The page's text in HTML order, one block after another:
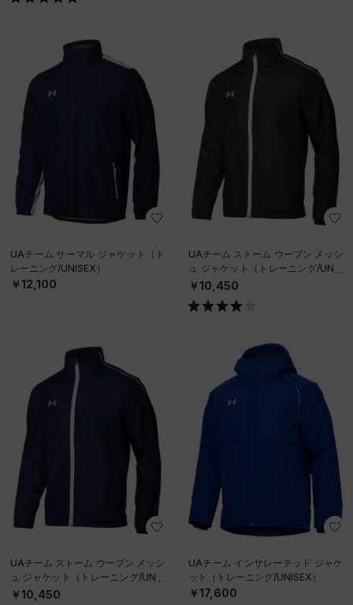
UAチーム サーマル ジャケット（ト
レーニング/UNISEX）
￥12,100
UAチーム ストーム ウーブン メッシ
ュ ジャケット（トレーニング/UNIS
EX）
￥10,450
UAチーム ストーム ウーブン メッシ
ュ ジャケット（トレーニング/UNIS
EX）
￥10,450
UAチーム インサレーテッド ジャケ
ット（トレーニング/UNISEX）
￥17,600